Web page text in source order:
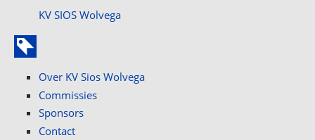
KV SIOS Wolvega
Over KV Sios Wolvega
Commissies
Sponsors
Contact